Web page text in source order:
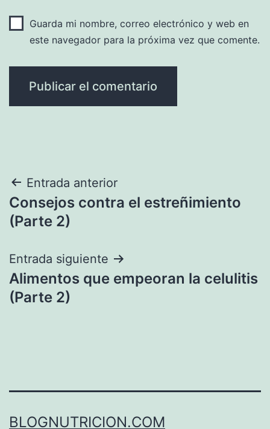
Guarda mi nombre, correo electrónico y web en
este navegador para la próxima vez que comente.
Navegación
de
Entrada anterior
Consejos contra el estreñimiento
(Parte 2)
Entrada siguiente
Alimentos que empeoran la celulitis
(Parte 2)
BLOGNUTRICION.COM